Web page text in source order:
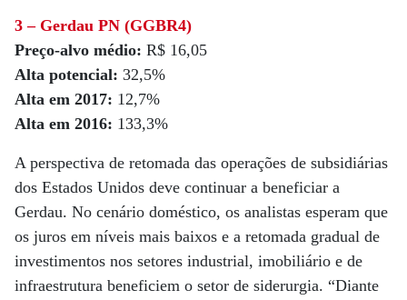
3 – Gerdau PN (GGBR4)
Preço-alvo médio: R$ 16,05
Alta potencial: 32,5%
Alta em 2017: 12,7%
Alta em 2016: 133,3%
A perspectiva de retomada das operações de subsidiárias
dos Estados Unidos deve continuar a beneficiar a
Gerdau. No cenário doméstico, os analistas esperam que
os juros em níveis mais baixos e a retomada gradual de
investimentos nos setores industrial, imobiliário e de
infraestrutura beneficiem o setor de siderurgia. “Diante